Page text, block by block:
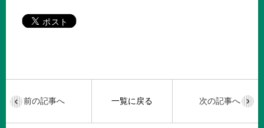
一覧に戻る
前の記事へ 次の記事へ